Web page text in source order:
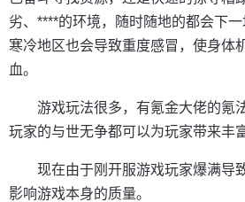
劣、****的环境，随时随地的都会下
寒冷地区也会导致重度感冒，使身体
血。
游戏玩法很多，有氪金大佬的氪
玩家的与世无争都可以为玩家带来丰
现在由于刚开服游戏玩家爆满导
影响游戏本身的质量。